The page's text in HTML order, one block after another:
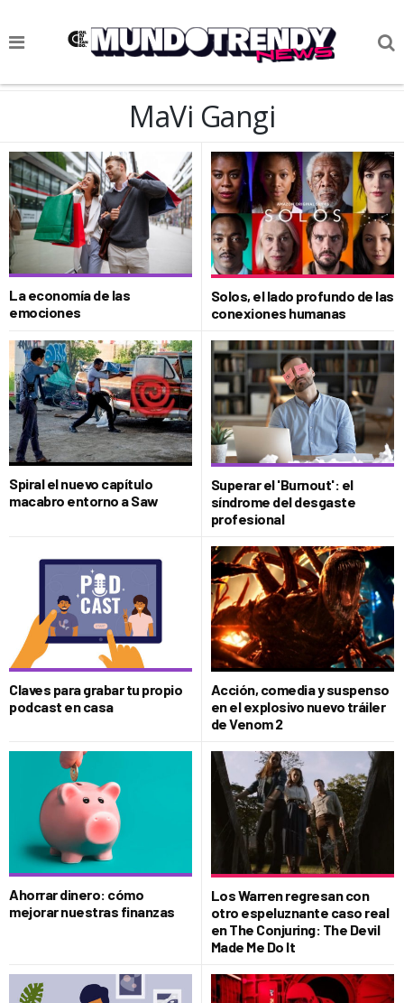
NOTICIAS
CIENCIA Y TECNOLOGÍA
VIDA
SOCIEDAD
CULTURIZANDO.COM
MaVi Gangi
La economía de las
emociones
Solos, el lado profundo de las
conexiones humanas
Spiral el nuevo capítulo
macabro entorno a Saw
Superar el 'Burnout': el
síndrome del desgaste
profesional
Claves para grabar tu propio
podcast en casa
Acción, comedia y suspenso
en el explosivo nuevo tráiler
de Venom 2
Ahorrar dinero: cómo
mejorar nuestras finanzas
Los Warren regresan con
otro espeluznante caso real
en The Conjuring: The Devil
Made Me Do It